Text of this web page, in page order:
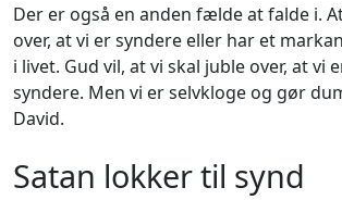
Der er også en anden fælde at falde i.
over, at vi er syndere eller har et
i livet. Gud vil, at vi skal juble over, at vi
syndere. Men vi er selvkloge og gør
David.
Satan lokker til synd